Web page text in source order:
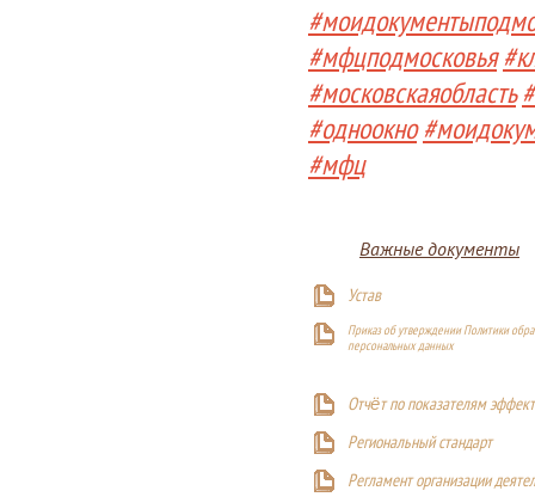
#мфцподмосковья
#московскаяобласть
#одноокно
#мфц
Важные документы
Устав
Приказ об утверждении Политики
персональных данных
Отчёт по показателям
Региональный стандарт
Регламент организации